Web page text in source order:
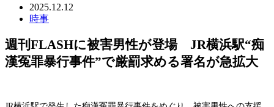
2025.12.12
時事
週刊FLASHに被害男性が登場 JR横浜駅“痴
漢冤罪暴行事件”で厳罰求める署名が急拡大